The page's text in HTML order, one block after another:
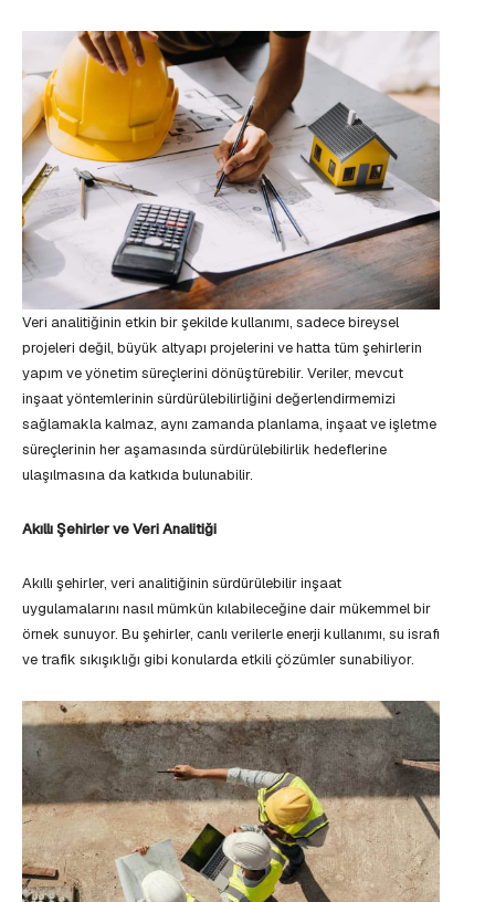
Veri analitiğinin etkin bir şekilde kullanımı, sadece bireysel
projeleri değil, büyük altyapı projelerini ve hatta tüm şehirlerin
yapım ve yönetim süreçlerini dönüştürebilir. Veriler, mevcut
inşaat yöntemlerinin sürdürülebilirliğini değerlendirmemizi
sağlamakla kalmaz, aynı zamanda planlama, inşaat ve işletme
süreçlerinin her aşamasında sürdürülebilirlik hedeflerine
ulaşılmasına da katkıda bulunabilir.
Akıllı Şehirler ve Veri Analitiği
Akıllı şehirler, veri analitiğinin sürdürülebilir inşaat
uygulamalarını nasıl mümkün kılabileceğine dair mükemmel bir
örnek sunuyor. Bu şehirler, canlı verilerle enerji kullanımı, su israfı
ve trafik sıkışıklığı gibi konularda etkili çözümler sunabiliyor.